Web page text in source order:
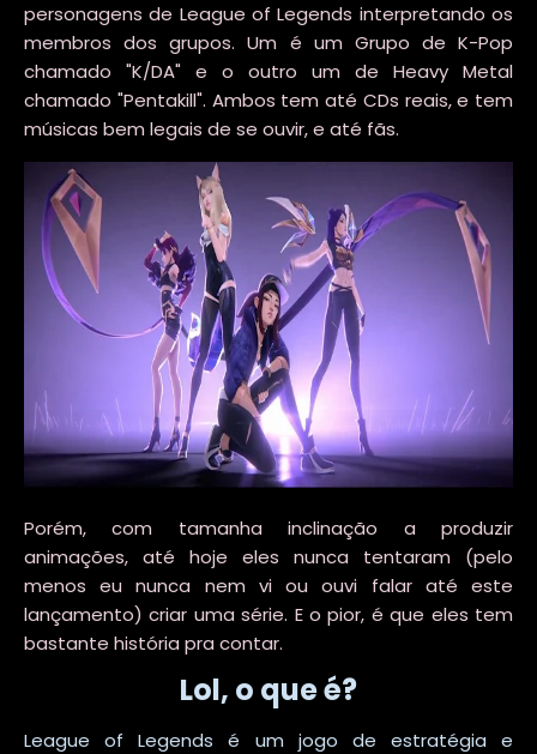
personagens de League of Legends interpretando os
membros dos grupos. Um é um Grupo de K-Pop
chamado "K/DA" e o outro um de Heavy Metal
chamado "Pentakill". Ambos tem até CDs reais, e tem
músicas bem legais de se ouvir, e até fãs.
Porém, com tamanha inclinação a produzir
animações, até hoje eles nunca tentaram (pelo
menos eu nunca nem vi ou ouvi falar até este
lançamento) criar uma série. E o pior, é que eles tem
bastante história pra contar.
Lol, o que é?
League of Legends é um jogo de estratégia e